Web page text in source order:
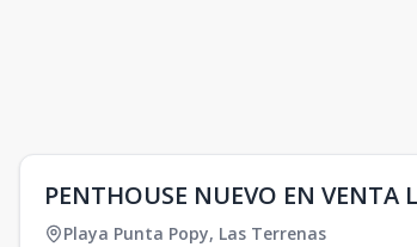
PENTHOUSE NUEVO EN VENTA
Playa Punta Popy, Las Terrenas